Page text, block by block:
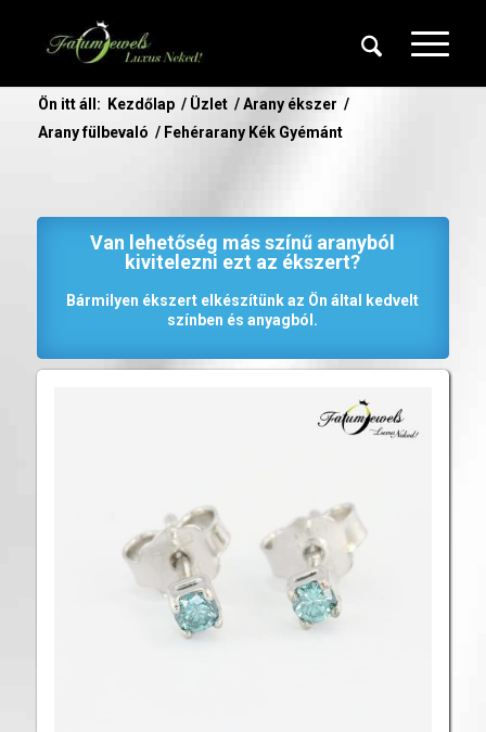
Ön itt áll: Kezdőlap / Üzlet / Arany ékszer /
Arany fülbevaló / Fehérarany Kék Gyémánt
Van lehetőség más színű aranyból
kivitelezni ezt az ékszert?
Bármilyen ékszert elkészítünk az Ön által kedvelt
színben és anyagból.